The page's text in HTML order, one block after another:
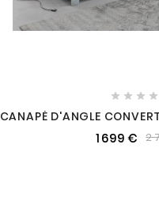
   
CANAPÉ D'ANGLE
ANGLE DROIT
1 699 € 2